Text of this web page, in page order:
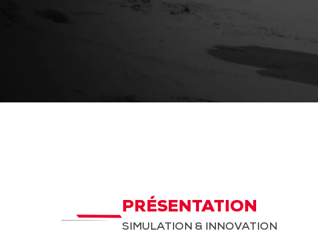
PRÉSENTATION
SIMULATION & INNOVATION